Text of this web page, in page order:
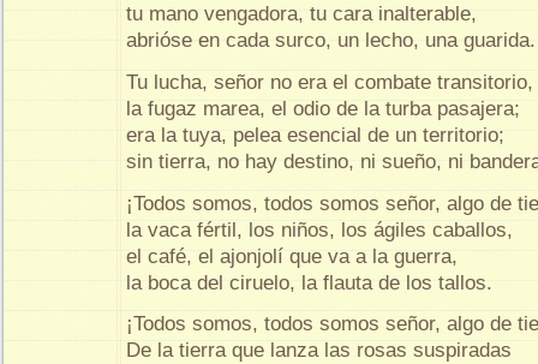
tu mano vengadora, tu cara inalterable,
abrióse en cada surco, un lecho, una guarida.
Tu lucha, señor no era el combate transitorio,
la fugaz marea, el odio de la turba pasajera;
era la tuya, pelea esencial de un territorio;
sin tierra, no hay destino, ni sueño, ni
¡Todos somos, todos somos señor, algo de
la vaca fértil, los niños, los ágiles caballos,
el café, el ajonjolí que va a la guerra,
la boca del ciruelo, la flauta de los tallos.
¡Todos somos, todos somos señor, algo de
De la tierra que lanza las rosas suspiradas